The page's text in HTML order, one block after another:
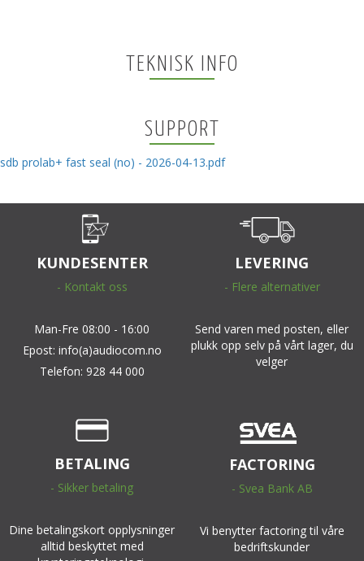
TEKNISK INFO
SUPPORT
sdb prolab+ fast seal (no) - 2026-04-13.pdf
KUNDESENTER
- Kontakt oss
Man-Fre 08:00 - 16:00
Epost: info(a)audiocom.no
Telefon: 928 44 000
LEVERING
- Flere alternativer
Send varen med posten, eller
plukk opp selv på vårt lager, du
velger
BETALING
- Sikker betaling
Dine betalingskort opplysninger
alltid beskyttet med
FACTORING
- Svea Bank AB
Vi benytter factoring til våre
bedriftskunder